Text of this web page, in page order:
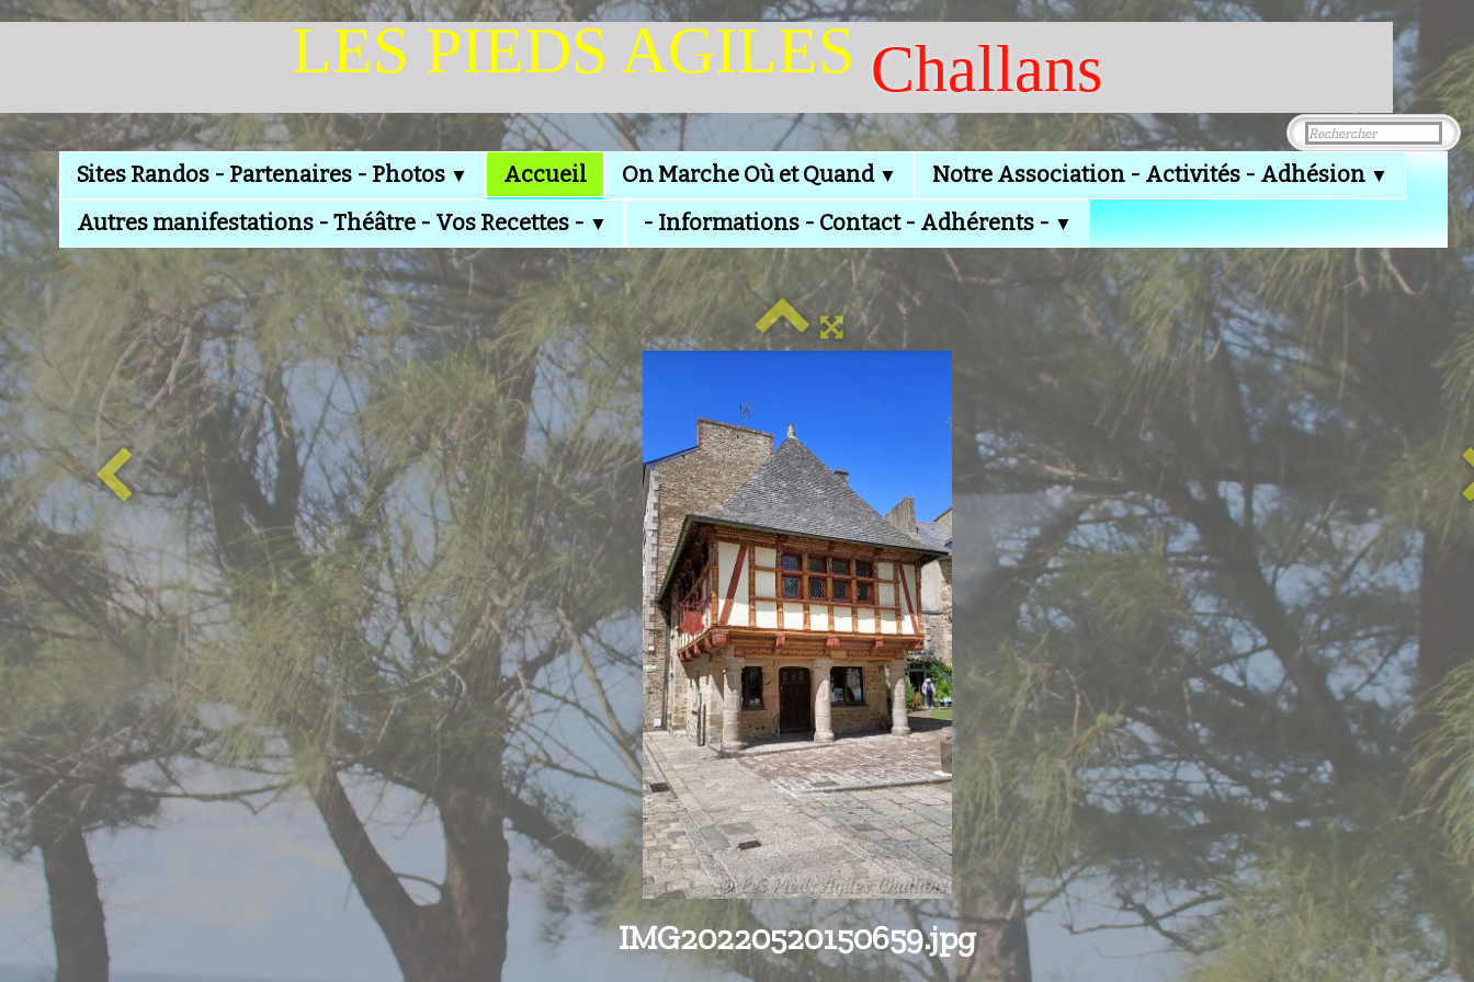
LES PIEDS AGILES Challans
Sites Randos - Partenaires - Photos ▼ Accueil On Marche Où et Quand ▼ Notre Association - Activités - Adhésion ▼
Autres manifestations - Théâtre - Vos Recettes - ▼ - Informations - Contact - Adhérents - ▼
IMG20220520150659.jpg